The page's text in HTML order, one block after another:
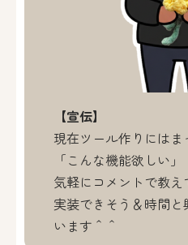
【宣伝】
現在ツール作りにはま
「こんな機能欲しい
気軽にコメントで教え
実装できそう＆時間
います＾＾